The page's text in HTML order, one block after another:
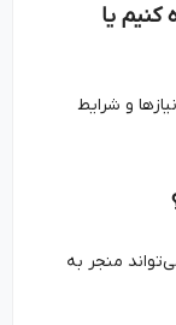
یا
و شرایط
منجر به